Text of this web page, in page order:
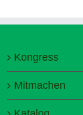
Kongress
Mitmachen